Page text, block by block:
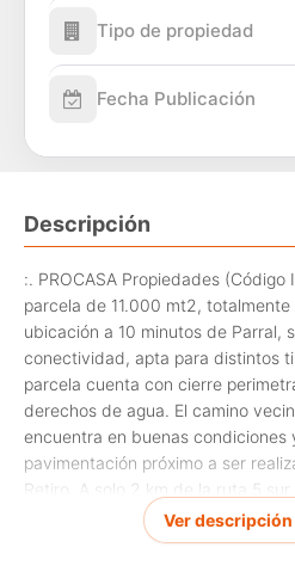
Tipo de propiedad
Fecha Publicación
Descripción
:. PROCASA Propiedades
parcela de 11.000 mt2,
ubicación a 10 minutos de Parral,
conectividad, apta para distintos
parcela cuenta con cierre
derechos de agua. El camino
encuentra en buenas
pavimentación próximo a ser
Retiro. A solo 2 km de la ruta 5
temporada verano. Excelente
realidad sus sueños.
Ver